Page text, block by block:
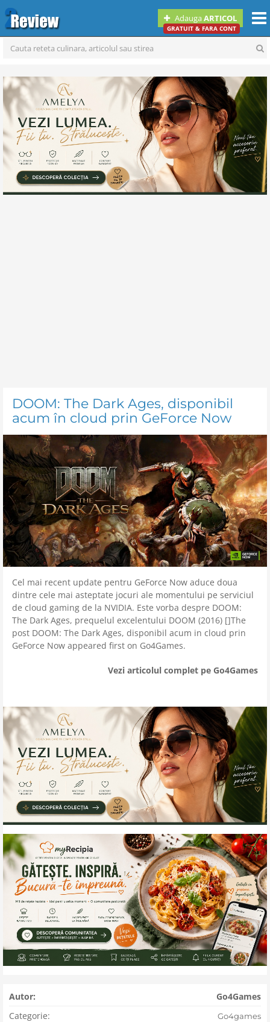
AdaugaARTICOL
GRATUIT & FARA CONT
DOOM: The Dark Ages, disponibil
acum în cloud prin GeForce Now
Cel mai recent update pentru GeForce Now aduce doua
dintre cele mai asteptate jocuri ale momentului pe serviciul
de cloud gaming de la NVIDIA. Este vorba despre DOOM:
The Dark Ages, prequelul excelentului DOOM (2016) []The
post DOOM: The Dark Ages, disponibil acum in cloud prin
GeForce Now appeared first on Go4Games.
Vezi articolul complet pe Go4Games
Autor:
Go4Games
Categorie:
Go4games